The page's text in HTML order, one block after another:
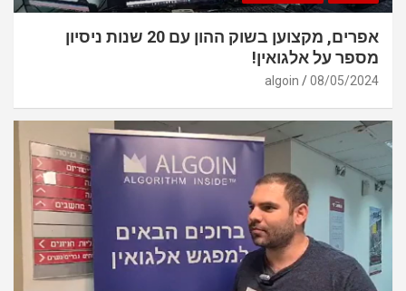
אפרים, מקצוען בשוק ההון עם 20 שנות ניסיון
מספר על אלגואין!
08/05/2024
algoin